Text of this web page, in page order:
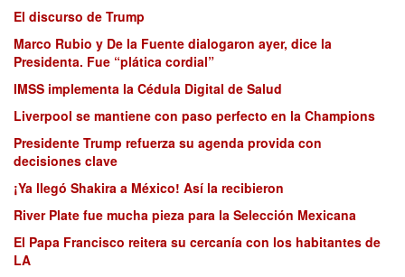
El discurso de Trump
Marco Rubio y De la Fuente dialogaron ayer, dice la
Presidenta. Fue “plática cordial”
IMSS implementa la Cédula Digital de Salud
Liverpool se mantiene con paso perfecto en la Champions
Presidente Trump refuerza su agenda provida con
decisiones clave
¡Ya llegó Shakira a México! Así la recibieron
River Plate fue mucha pieza para la Selección Mexicana
El Papa Francisco reitera su cercanía con los habitantes de
LA